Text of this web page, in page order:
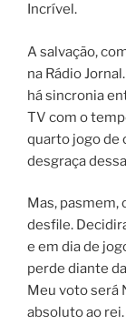
Incrível.
A salvação,
na Rádio
há sincronia
TV com o
quarto jogo de
desgraça
Mas, pasmem,
desfile.
e em dia de
perde diante
Meu voto será
absoluto ao rei.